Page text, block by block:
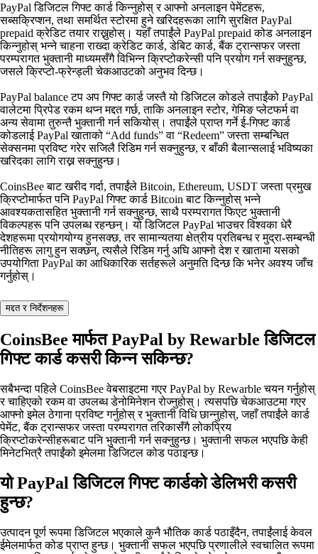
PayPal डिजिटल गिफ्ट कार्ड किन्नुहोस् र आफ्नो अनलाइन पेमेंटहरू,
सब्सक्रिप्शन, तथा समर्थित स्टोरमा हुने खरिदहरूका लागि सुरक्षित PayPal
prepaid क्रेडिट तयार राख्नुहोस्। यहाँ तपाईंले PayPal prepaid कोड अनलाइन
किन्नुहोस् भन्ने चाहना राख्दा क्रेडिट कार्ड, डेबिट कार्ड, बैंक ट्रान्सफर जस्ता
परम्परागत भुक्तानी माध्यमसँगै विभिन्न क्रिप्टोकरेन्सी पनि प्रयोग गर्न सक्नुहुन्छ,
जसले क्रिप्टो‑फ्रेन्ड्ली चेकआउटको अनुभव दिन्छ।
PayPal balance टप अप गिफ्ट कार्ड जस्तै यो डिजिटल कोडले तपाईंको PayPal
वालेटमा प्रिपेड रकम थप्न मद्दत गर्छ, ताकि अनलाइन स्टोर, गेमिङ प्लेटफर्म वा
अन्य सेवामा तुरुन्तै भुक्तानी गर्न सकियोस्। तपाईंले प्राप्त गर्ने ई‑गिफ्ट कार्ड
कोडलाई PayPal खाताको “Add funds” वा “Redeem” जस्ता सम्बन्धित
सेक्सनमा प्रविष्ट गरेर सजिलै रिडिम गर्न सक्नुहुन्छ, र बाँकी बैलान्सलाई भविष्यका
खरिदका लागि राख्न सक्नुहुन्छ।
CoinsBee बाट खरीद गर्दा, तपाईंले Bitcoin, Ethereum, USDT जस्ता प्रमुख
क्रिप्टोमार्फत पनि PayPal गिफ्ट कार्ड Bitcoin बाट किन्नुहोस् भन्ने
आवश्यकतासहित भुक्तानी गर्न सक्नुहुन्छ, साथै परम्परागत फिएट भुक्तानी
विकल्पहरू पनि उपलब्ध रहन्छन्। यो डिजिटल PayPal भाउचर विश्वका धेरै
देशहरूमा प्रयोगयोग्य हुनसक्छ, तर सामान्यतया क्षेत्रीय प्रतिबन्ध र मुद्रा‑सम्बन्धी
नीतिहरू लागु हुन सक्छन्, त्यसैले रिडिम गर्नु अघि आफ्नो देश र खातामा यसको
उपयोगिता PayPal का आधिकारिक सर्तहरूले अनुमति दिन्छ कि भनेर अवश्य जाँच
गर्नुहोस्।
मद्दत र निर्देशनहरू
CoinsBee मार्फत PayPal by Rewarble डिजिटल
गिफ्ट कार्ड कसरी किन्न सकिन्छ?
सबैभन्दा पहिले CoinsBee वेबसाइटमा गएर PayPal by Rewarble चयन गर्नुहोस्
र चाहिएको रकम वा उपलब्ध डेनोमिनेशन रोज्नुहोस्। त्यसपछि चेकआउटमा गएर
आफ्नो इमेल ठेगाना प्रविष्ट गर्नुहोस् र भुक्तानी विधि छान्नुहोस्, जहाँ तपाईंले कार्ड
पेमेंट, बैंक ट्रान्सफर जस्ता परम्परागत तरिकासँगै लोकप्रिय
क्रिप्टोकरेन्सीहरूबाट पनि भुक्तानी गर्न सक्नुहुन्छ। भुक्तानी सफल भएपछि केही
मिनेटभित्रै तपाईंको इमेलमा डिजिटल कोड पठाइन्छ।
यो PayPal डिजिटल गिफ्ट कार्डको डेलिभरी कसरी
हुन्छ?
उत्पादन पूर्ण रूपमा डिजिटल भएकाले कुनै भौतिक कार्ड पठाइँदैन, तपाईंलाई केवल
ईमेलमार्फत कोड प्राप्त हुन्छ। भुक्तानी सफल भएपछि प्रणालीले स्वचालित रूपमा